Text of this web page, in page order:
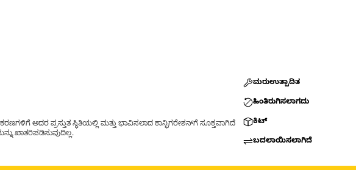
ಅದರ ಪ್ರಸ್ತುತ ಸ್ಥಿತಿಯಲ್ಲಿ ಮತ್ತು ಭಾವಿಸಲಾದ ಕಾನ್ಫಿಗರೇಶನ್‌ಗೆ ಸೂಕ್ತವಾಗಿದೆ
ಖಾತರಿಪಡಿಸುವುದಿಲ್ಲ.
ಮರುಉತ್ಪಾದಿತ
ಹಿಂತಿರುಗಿಸಲಾಗದು
ಕಿಟ್
ಬದಲಾಯಿಸಲಾಗಿದೆ